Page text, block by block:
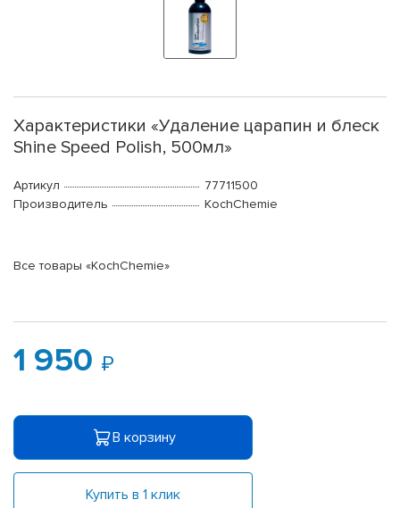
Характеристики «Удаление царапин и блеск
Shine Speed Polish, 500мл»
Артикул
77711500
Производитель
KochChemie
Все товары «KochChemie»
1 950
В корзину
Купить в 1 клик